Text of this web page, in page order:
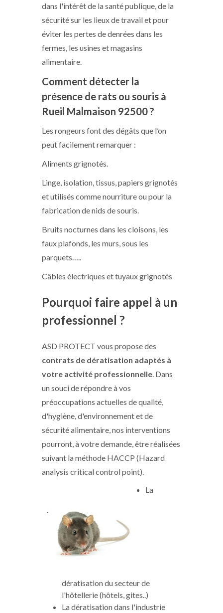
dans l'intérêt de la santé publique, de la
sécurité sur les lieux de travail et pour
éviter les pertes de denrées dans les
fermes, les usines et magasins
alimentaire.
Comment détecter la
présence de rats ou souris à
Rueil Malmaison 92500 ?
Les rongeurs font des dégâts que l’on
peut facilement remarquer :
Aliments grignotés.
Linge, isolation, tissus, papiers grignotés
et utilisés comme nourriture ou pour la
fabrication de nids de souris.
Bruits nocturnes dans les cloisons, les
faux plafonds, les murs, sous les
parquets…..
Câbles électriques et tuyaux grignotés
Pourquoi faire appel à un
professionnel ?
ASD PROTECT vous propose des
contrats de dératisation adaptés à
votre activité professionnelle . Dans
un souci de répondre à vos
préoccupations actuelles de qualité,
d'hygiène, d'environnement et de
sécurité alimentaire, nos interventions
pourront, à votre demande, être réalisées
suivant la méthode HACCP (Hazard
analysis critical control point).
La
dératisation du secteur de
l'hôtellerie (hôtels, gites..)
La dératisation dans l'industrie